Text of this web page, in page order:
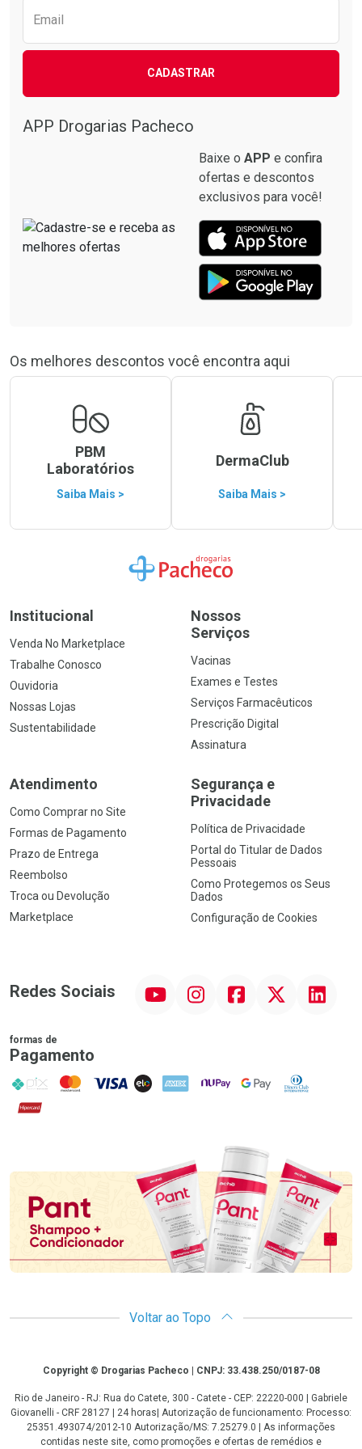
Email
CADASTRAR
APP Drogarias Pacheco
Baixe o APP e confira
ofertas e descontos
exclusivos para você!
Os melhores descontos você encontra aqui
PBM
Laboratórios
Saiba Mais >
DermaClub
Saiba Mais >
Ir para a Home
Institucional
Venda No Marketplace
Trabalhe Conosco
Ouvidoria
Nossas Lojas
Sustentabilidade
Nossos
Serviços
Vacinas
Exames e Testes
Serviços Farmacêuticos
Prescrição Digital
Assinatura
Atendimento
Como Comprar no Site
Formas de Pagamento
Prazo de Entrega
Reembolso
Troca ou Devolução
Marketplace
Segurança e
Privacidade
Política de Privacidade
Portal do Titular de Dados
Pessoais
Como Protegemos os Seus
Dados
Configuração de Cookies
Redes Sociais InstagramFacebook Linkedin
formas de
Pagamento
PIX MasterCard
VISA ELO AMEX NuPay Google PayDiners Club
Hipercard
Promoção em Destaque
Voltar ao Topo
CopyrightCopyright © Drogarias Pacheco | CNPJ: 33.438.250/0187-08
Rio de Janeiro - RJ: Rua do Catete, 300 - Catete - CEP: 22220-000 | Gabriele
Giovanelli - CRF 28127 | 24 horas| Autorização de funcionamento: Processo:
25351.493074/2012-10 Autorização/MS: 7.25279.0 | As informações
contidas neste site, como promoções e ofertas de remédios e